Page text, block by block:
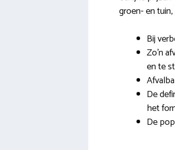
groen- en
Bij
Zo’n
en te
De
het
De